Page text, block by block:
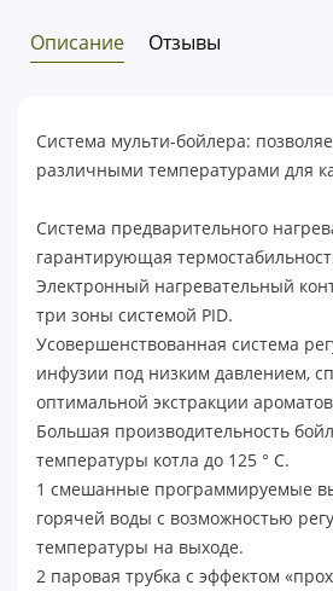
Описание Отзывы
Система мульти-бойлера:
различными температурами для
Система предварительного
гарантирующая
Электронный нагревательный
три зоны системой PID.
Усовершенствованная система
инфузии под низким давлением,
оптимальной экстракции
Большая производительность
температуры котла до 125 ° C.
1 смешанные программируемые
горячей воды с возможностью
температуры на выходе.
2 паровая трубка с эффектом